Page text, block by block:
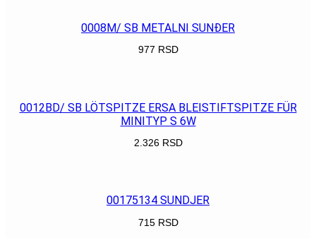
0008M/ SB METALNI SUNĐER
977 RSD
0012BD/ SB LÖTSPITZE ERSA BLEISTIFTSPITZE FÜR
MINITYP S 6W
2.326 RSD
00175134 SUNDJER
715 RSD